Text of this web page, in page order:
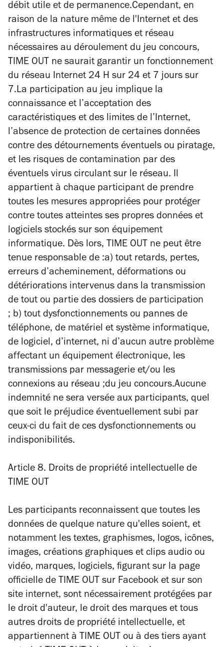
débit utile et de permanence.Cependant, en
raison de la nature même de l'Internet et des
infrastructures informatiques et réseau
nécessaires au déroulement du jeu concours,
TIME OUT ne saurait garantir un fonctionnement
du réseau Internet 24 H sur 24 et 7 jours sur
7.La participation au jeu implique la
connaissance et l’acceptation des
caractéristiques et des limites de l’Internet,
l’absence de protection de certaines données
contre des détournements éventuels ou piratage,
et les risques de contamination par des
éventuels virus circulant sur le réseau. Il
appartient à chaque participant de prendre
toutes les mesures appropriées pour protéger
contre toutes atteintes ses propres données et
logiciels stockés sur son équipement
informatique. Dès lors, TIME OUT ne peut être
tenue responsable de :a) tout retards, pertes,
erreurs d’acheminement, déformations ou
détériorations intervenus dans la transmission
de tout ou partie des dossiers de participation
; b) tout dysfonctionnements ou pannes de
téléphone, de matériel et système informatique,
de logiciel, d’internet, ni d’aucun autre problème
affectant un équipement électronique, les
transmissions par messagerie et/ou les
connexions au réseau ;du jeu concours.Aucune
indemnité ne sera versée aux participants, quel
que soit le préjudice éventuellement subi par
ceux-ci du fait de ces dysfonctionnements ou
indisponibilités.
Article 8. Droits de propriété intellectuelle de
TIME OUT
Les participants reconnaissent que toutes les
données de quelque nature qu'elles soient, et
notamment les textes, graphismes, logos, icônes,
images, créations graphiques et clips audio ou
vidéo, marques, logiciels, figurant sur la page
officielle de TIME OUT sur Facebook et sur son
site internet, sont nécessairement protégées par
le droit d'auteur, le droit des marques et tous
autres droits de propriété intellectuelle, et
appartiennent à TIME OUT ou à des tiers ayant